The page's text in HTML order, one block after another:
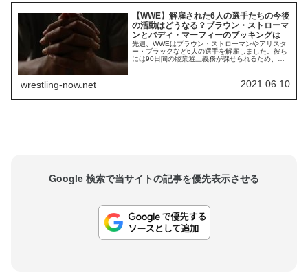
【WWE】解雇された6人の選手たちの今後
の活動はどうなる？ブラウン・ストローマ
ンとバディ・マーフィーのブッキングは
先週、WWEはブラウン・ストローマンやアリスタ
ー・ブラックなど6人の選手を解雇しました。彼ら
には90日間の競業避止義務が課せられるため、す
関する情報が報じられている選手もいます。アリ
スター・ブラックは、現地時間11月13日にニュー
wrestling-now.net 2021.06.10
Google 検索で当サイトの記事を優先表示させる